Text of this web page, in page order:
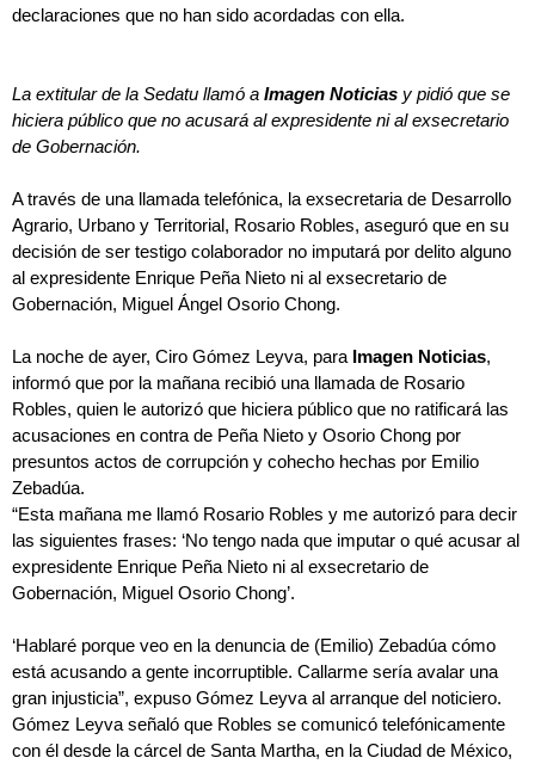
declaraciones que no han sido acordadas con ella.
La extitular de la Sedatu llamó a Imagen Noticias y pidió que se
hiciera público que no acusará al expresidente ni al exsecretario
de Gobernación.
A través de una llamada telefónica, la exsecretaria de Desarrollo
Agrario, Urbano y Territorial, Rosario Robles, aseguró que en su
decisión de ser testigo colaborador no imputará por delito alguno
al expresidente Enrique Peña Nieto ni al exsecretario de
Gobernación, Miguel Ángel Osorio Chong.
La noche de ayer, Ciro Gómez Leyva, para Imagen Noticias,
informó que por la mañana recibió una llamada de Rosario
Robles, quien le autorizó que hiciera público que no ratificará las
acusaciones en contra de Peña Nieto y Osorio Chong por
presuntos actos de corrupción y cohecho hechas por Emilio
Zebadúa.
“Esta mañana me llamó Rosario Robles y me autorizó para decir
las siguientes frases: ‘No tengo nada que imputar o qué acusar al
expresidente Enrique Peña Nieto ni al exsecretario de
Gobernación, Miguel Osorio Chong’.
‘Hablaré porque veo en la denuncia de (Emilio) Zebadúa cómo
está acusando a gente incorruptible. Callarme sería avalar una
gran injusticia”, expuso Gómez Leyva al arranque del noticiero.
Gómez Leyva señaló que Robles se comunicó telefónicamente
con él desde la cárcel de Santa Martha, en la Ciudad de México,